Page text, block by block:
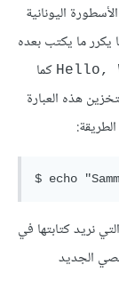
اليونانية
يكرر ما يكتب بعده
كما
هذه العبارة
نريد كتابتها في
الجديد